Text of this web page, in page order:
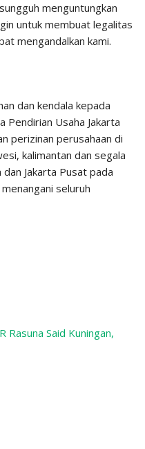
menguntungkan
untuk membuat legalitas
mengandalkan kami.
dan kendala kepada
Pendirian Usaha Jakarta
perizinan perusahaan di
kalimantan dan segala
Jakarta Pusat pada
seluruh
Rasuna Said Kuningan,